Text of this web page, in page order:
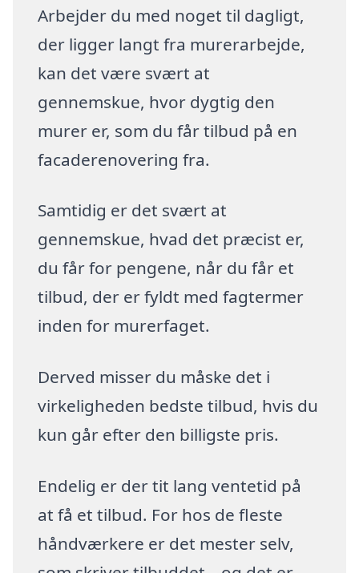
Arbejder du med noget til dagligt,
der ligger langt fra murerarbejde,
kan det være svært at
gennemskue, hvor dygtig den
murer er, som du får tilbud på en
facaderenovering fra.
Samtidig er det svært at
gennemskue, hvad det præcist er,
du får for pengene, når du får et
tilbud, der er fyldt med fagtermer
inden for murerfaget.
Derved misser du måske det i
virkeligheden bedste tilbud, hvis du
kun går efter den billigste pris.
Endelig er der tit lang ventetid på
at få et tilbud. For hos de fleste
håndværkere er det mester selv,